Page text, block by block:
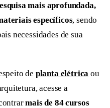
mais aprofundada,
específicos, sendo
necessidades de sua
de planta elétrica ou
acesse a
mais de 84 cursos